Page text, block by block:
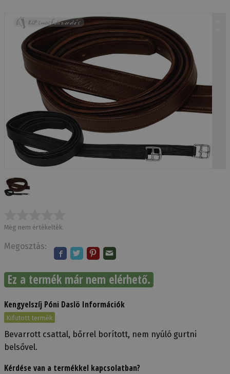
Még nem értékelték.
Megosztás:
Ez a termék már nem elérhető.
Kengyelszíj Póni Daslö Információk
Kifutott termék
Bevarrott csattal, bőrrel borított, nem nyúló gurtni
belsővel.
Kérdése van a termékkel kapcsolatban?